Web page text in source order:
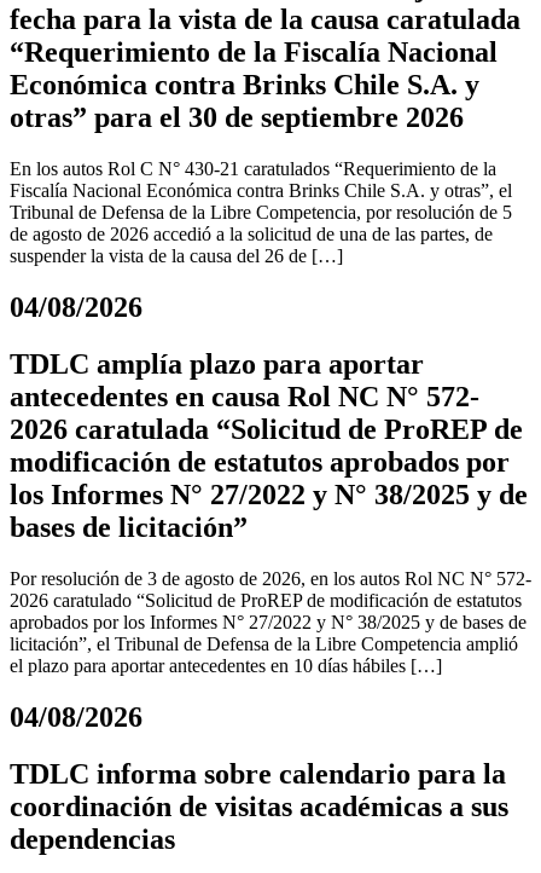
fecha para la vista de la causa caratulada
“Requerimiento de la Fiscalía Nacional
Económica contra Brinks Chile S.A. y
otras” para el 30 de septiembre 2026
En los autos Rol C N° 430-21 caratulados “Requerimiento de la
Fiscalía Nacional Económica contra Brinks Chile S.A. y otras”, el
Tribunal de Defensa de la Libre Competencia, por resolución de 5
de agosto de 2026 accedió a la solicitud de una de las partes, de
suspender la vista de la causa del 26 de […]
04/08/2026
TDLC amplía plazo para aportar
antecedentes en causa Rol NC N° 572-
2026 caratulada “Solicitud de ProREP de
modificación de estatutos aprobados por
los Informes N° 27/2022 y N° 38/2025 y de
bases de licitación”
Por resolución de 3 de agosto de 2026, en los autos Rol NC N° 572-
2026 caratulado “Solicitud de ProREP de modificación de estatutos
aprobados por los Informes N° 27/2022 y N° 38/2025 y de bases de
licitación”, el Tribunal de Defensa de la Libre Competencia amplió
el plazo para aportar antecedentes en 10 días hábiles […]
04/08/2026
TDLC informa sobre calendario para la
coordinación de visitas académicas a sus
dependencias